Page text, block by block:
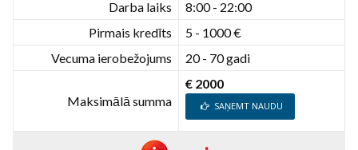
Darba laiks
8:00 - 22:00
Pirmais kredīts
5 - 1000 €
Vecuma ierobežojums
20 - 70 gadi
Maksimālā summa
€ 2000
SAŅEMT NAUDU